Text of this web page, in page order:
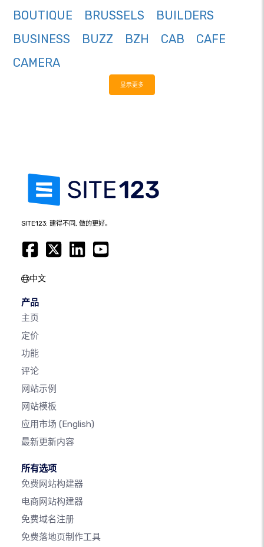
BOUTIQUE
BRUSSELS
BUILDERS
BUSINESS
BUZZ BZH CAB
CAFE
CAMERA
显示更多
SITE123: 建得不同, 做的更好。
中文
产品
主页
定价
功能
评论
网站示例
网站模板
应用市场 (English)
最新更新内容
所有选项
免费网站构建器
电商网站构建器
免费域名注册
免费落地页制作工具